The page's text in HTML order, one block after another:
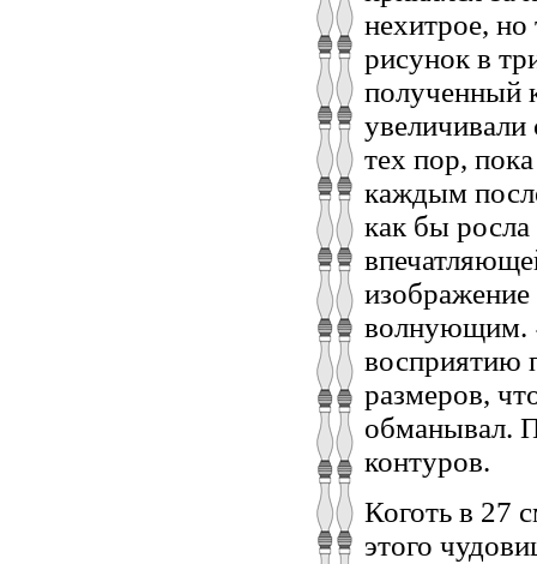
нехитрое,
рисунок в
полученный
увеличивали
тех пор,
каждым
как бы росла
волнующим.
восприятию
размеров,
обманывал.
контуров.
Коготь в 27
этого